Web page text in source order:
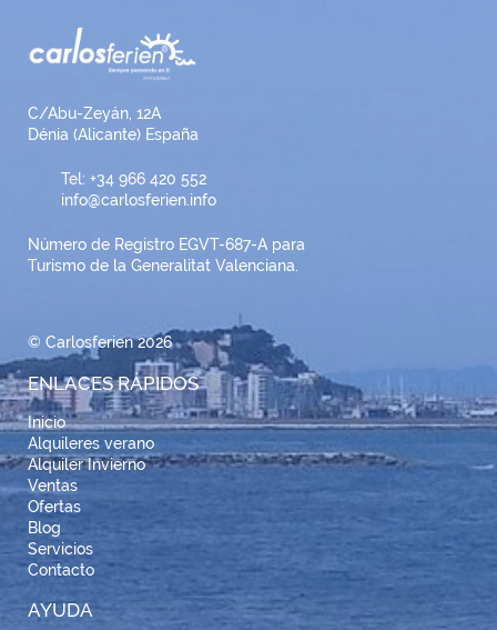
C/Abu-Zeyán, 12A
Dénia (Alicante) España
Tel: +34 966 420 552
info@carlosferien.info
Número de Registro EGVT-687-A para
Turismo de la Generalitat Valenciana.
© Carlosferien 2026
ENLACES RÁPIDOS
Inicio
Alquileres verano
Alquiler Invierno
Ventas
Ofertas
Blog
Servicios
Contacto
AYUDA